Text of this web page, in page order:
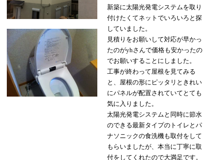
新築に太陽光発電システムを取り
付けたくてネットでいろいろと探
していました。
見積りをお願いして対応が早かっ
たのがyhさんで価格も安かったの
でお願いすることにしました。
工事が終わって屋根を見てみる
と、屋根の形にピッタリときれい
にパネルが配置されていてとても
気に入りました。
太陽光発電システムと同時に節水
のできる最新タイプのトイレとパ
ナソニックの食洗機も取付をして
もらいましたが、本当に丁寧に取
付をしてくれたので大満足です。